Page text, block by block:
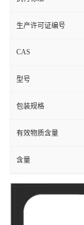
生产许可证编号
CAS
型号
包装规格
有效物质含量
含量